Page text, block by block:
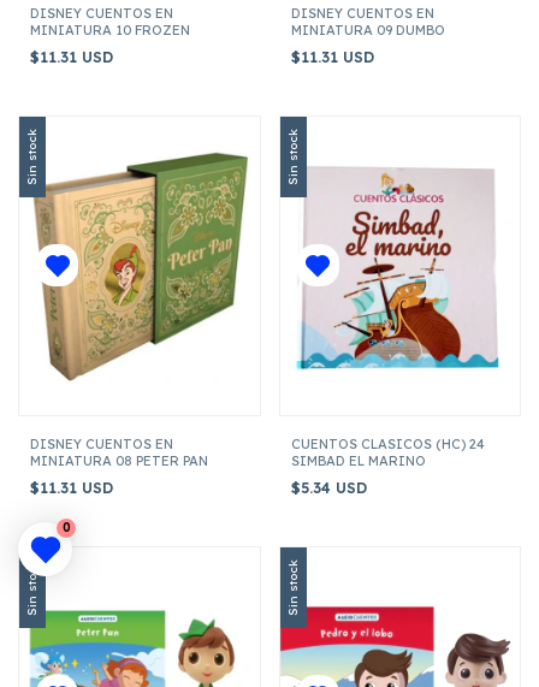
DISNEY CUENTOS EN
MINIATURA 10 FROZEN
$11.31 USD
DISNEY CUENTOS EN
MINIATURA 09 DUMBO
$11.31 USD
Sin stock
DISNEY CUENTOS EN
MINIATURA 08 PETER PAN
$11.31 USD
Sin stock
CUENTOS CLASICOS (HC) 24
SIMBAD EL MARINO
$5.34 USD
Sin stock Sin stock
0